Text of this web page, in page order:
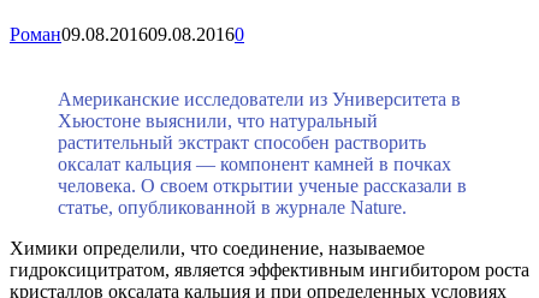
Роман09.08.201609.08.20160
Американские исследователи из Университета в
Хьюстоне выяснили, что натуральный
растительный экстракт способен растворить
оксалат кальция — компонент камней в почках
человека. О своем открытии ученые рассказали в
статье, опубликованной в журнале Nature.
Химики определили, что соединение, называемое
гидроксицитратом, является эффективным ингибитором роста
кристаллов оксалата кальция и при определенных условиях